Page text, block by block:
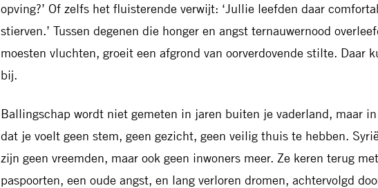
opving?’ Of zelfs het fluisterende verwijt: ‘Jullie leefden daar
stierven.’ Tussen degenen die honger en angst ternauwernood
moesten vluchten, groeit een afgrond van oorverdovende stilte. Daar
bij.
Ballingschap wordt niet gemeten in jaren buiten je vaderland, maar
dat je voelt geen stem, geen gezicht, geen veilig thuis te hebben.
zijn geen vreemden, maar ook geen inwoners meer. Ze keren terug
paspoorten, een oude angst, en lang verloren dromen, achtervolgd